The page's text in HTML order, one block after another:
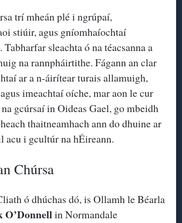
trí mheán plé i ngrúpaí,
stiúir, agus gníomhaíochtaí
Tabharfar sleachta ó na téacsanna a
na rannpháirtithe. Fágann an clar
ar a n-áirítear turais allamuigh,
imeachtaí oíche, mar aon le cur
gcúrsaí in Oideas Gael, go mbeidh
thaitneamhach ann do dhuine ar
acu i gcultúr na hÉireann.
Chúrsa
ó dhúchas dó, is Ollamh le Béarla
O’Donnellin Normandale